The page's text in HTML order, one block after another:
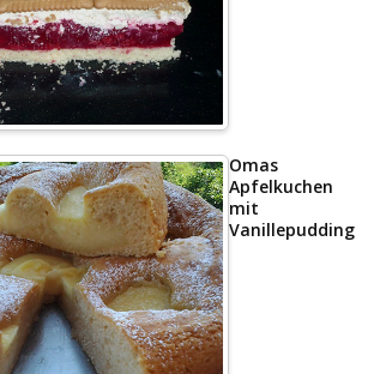
Omas
Apfelkuchen
mit
Vanillepudding